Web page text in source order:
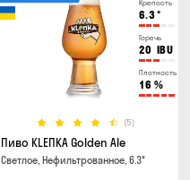
Крепость
6.3°
Горечь
20 IBU
Плотность
16 %
(5)
Пиво KLEПКА Golden Ale
Светлое, Нефильтрованное, 6.3°